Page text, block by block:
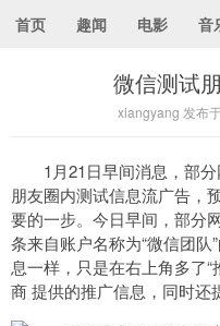
首页 趣闻 电影 音
微信测试
xiangyang 发布
1月21日早间消息，部
朋友圈内测试信息流广告，
要的一步。今日早间，部分
条来自账户名称为“微信团
息一样，只是在右上角多了
商 提供的推广信息，同时还